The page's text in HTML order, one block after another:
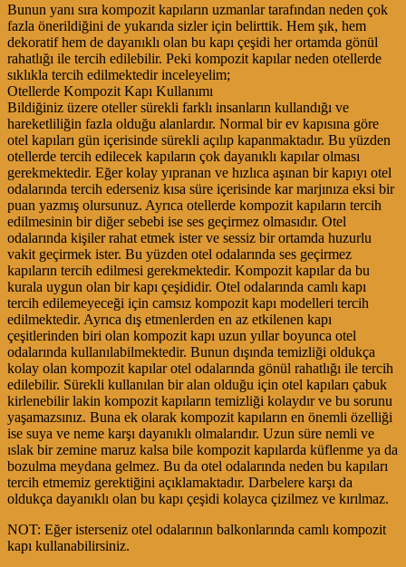
Bunun yanı sıra kompozit kapıların uzmanlar tarafından neden çok
fazla önerildiğini de yukarıda sizler için belirttik. Hem şık, hem
dekoratif hem de dayanıklı olan bu kapı çeşidi her ortamda gönül
rahatlığı ile tercih edilebilir. Peki kompozit kapılar neden otellerde
sıklıkla tercih edilmektedir inceleyelim;
Otellerde Kompozit Kapı Kullanımı
Bildiğiniz üzere oteller sürekli farklı insanların kullandığı ve
hareketliliğin fazla olduğu alanlardır. Normal bir ev kapısına göre
otel kapıları gün içerisinde sürekli açılıp kapanmaktadır. Bu yüzden
otellerde tercih edilecek kapıların çok dayanıklı kapılar olması
gerekmektedir. Eğer kolay yıpranan ve hızlıca aşınan bir kapıyı otel
odalarında tercih ederseniz kısa süre içerisinde kar marjınıza eksi bir
puan yazmış olursunuz. Ayrıca otellerde kompozit kapıların tercih
edilmesinin bir diğer sebebi ise ses geçirmez olmasıdır. Otel
odalarında kişiler rahat etmek ister ve sessiz bir ortamda huzurlu
vakit geçirmek ister. Bu yüzden otel odalarında ses geçirmez
kapıların tercih edilmesi gerekmektedir. Kompozit kapılar da bu
kurala uygun olan bir kapı çeşididir. Otel odalarında camlı kapı
tercih edilemeyeceği için camsız kompozit kapı modelleri tercih
edilmektedir. Ayrıca dış etmenlerden en az etkilenen kapı
çeşitlerinden biri olan kompozit kapı uzun yıllar boyunca otel
odalarında kullanılabilmektedir. Bunun dışında temizliği oldukça
kolay olan kompozit kapılar otel odalarında gönül rahatlığı ile tercih
edilebilir. Sürekli kullanılan bir alan olduğu için otel kapıları çabuk
kirlenebilir lakin kompozit kapıların temizliği kolaydır ve bu sorunu
yaşamazsınız. Buna ek olarak kompozit kapıların en önemli özelliği
ise suya ve neme karşı dayanıklı olmalarıdır. Uzun süre nemli ve
ıslak bir zemine maruz kalsa bile kompozit kapılarda küflenme ya da
bozulma meydana gelmez. Bu da otel odalarında neden bu kapıları
tercih etmemiz gerektiğini açıklamaktadır. Darbelere karşı da
oldukça dayanıklı olan bu kapı çeşidi kolayca çizilmez ve kırılmaz.
NOT: Eğer isterseniz otel odalarının balkonlarında camlı kompozit
kapı kullanabilirsiniz.